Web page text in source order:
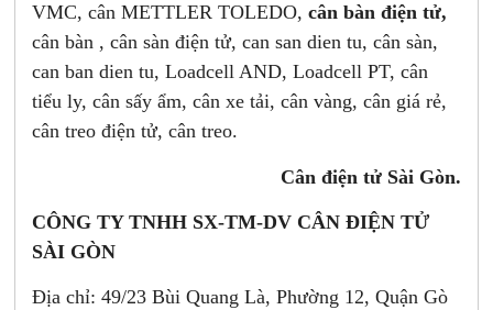
VMC, cân METTLER TOLEDO, cân bàn điện tử,
cân bàn , cân sàn điện tử, can san dien tu, cân sàn,
can ban dien tu, Loadcell AND, Loadcell PT, cân
tiểu ly, cân sấy ẩm, cân xe tải, cân vàng, cân giá rẻ,
cân treo điện tử, cân treo.
Cân điện tử Sài Gòn.
CÔNG TY TNHH SX-TM-DV CÂN ĐIỆN TỬ
SÀI GÒN
Địa chỉ: 49/23 Bùi Quang Là, Phường 12, Quận Gò